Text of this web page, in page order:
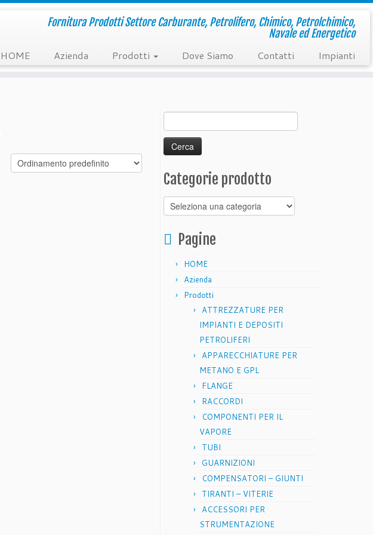
Fornitura Prodotti Settore Carburante, Petrolifero, Chimico, Petrolchimico,
Navale ed Energetico
HOME Azienda Prodotti Dove Siamo Contatti Impianti
per:
Categorie prodotto
Pagine
HOME
Azienda
Prodotti
ATTREZZATURE PER
IMPIANTI E DEPOSITI
PETROLIFERI
APPARECCHIATURE PER
METANO E GPL
FLANGE
RACCORDI
COMPONENTI PER IL
VAPORE
TUBI
GUARNIZIONI
COMPENSATORI – GIUNTI
TIRANTI – VITERIE
ACCESSORI PER
STRUMENTAZIONE